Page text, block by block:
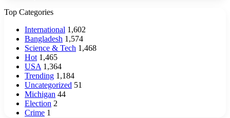
Top Categories
International 1,602
Bangladesh 1,574
Science & Tech 1,468
Hot 1,465
USA 1,364
Trending 1,184
Uncategorized 51
Michigan 44
Election 2
Crime 1